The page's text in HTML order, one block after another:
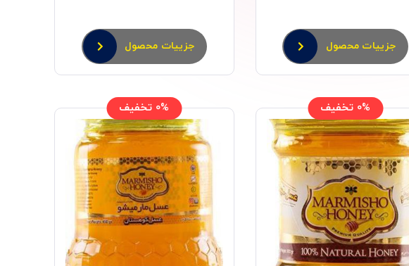
جزییات محصول جزییات محصول
0% تخفیف 0% تخفیف